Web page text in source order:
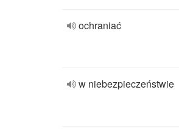
ochraniać
w niebezpieczeństwie